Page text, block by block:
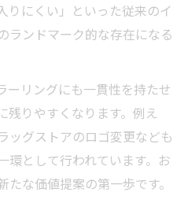
りにくい」といった従来のイ
ランドマーク的な存在になる
ーリングにも一貫性を持たせ
残りやすくなります。例え
ッグストアのロゴ変更なども
環として行われています。お
な価値提案の第一歩です。